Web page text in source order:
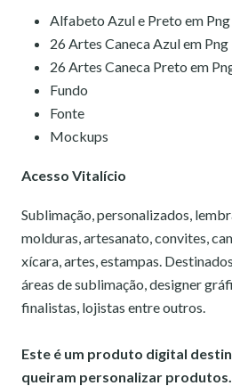
Alfabeto Azul e Preto em Png
26 Artes Caneca Azul em Png
26 Artes Caneca Preto em
Fundo
Fonte
Mockups
Acesso Vitalício
Sublimação, personalizados,
molduras, artesanato, convites,
xícara, artes, estampas.
áreas de sublimação, designer
finalistas, lojistas entre outros.
Este é um produto digital
queiram personalizar